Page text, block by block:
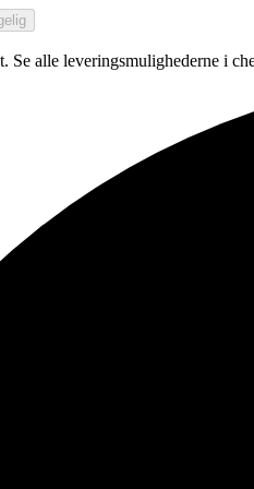
Se alle leveringsmulighederne i